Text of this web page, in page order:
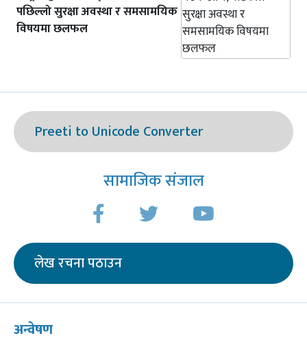
पछिल्लो सुरक्षा अवस्था र समसामयिक
विषयमा छलफल
Preeti to Unicode Converter
सामाजिक संजाल
लेख रचना पठाउन
अन्वेषण